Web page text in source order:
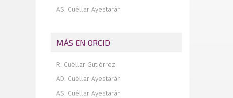
AS. Cuéllar Ayestarán
MÁS EN ORCID
R. Cuéllar Gutiérrez
AD. Cuéllar Ayestarán
AS. Cuéllar Ayestarán